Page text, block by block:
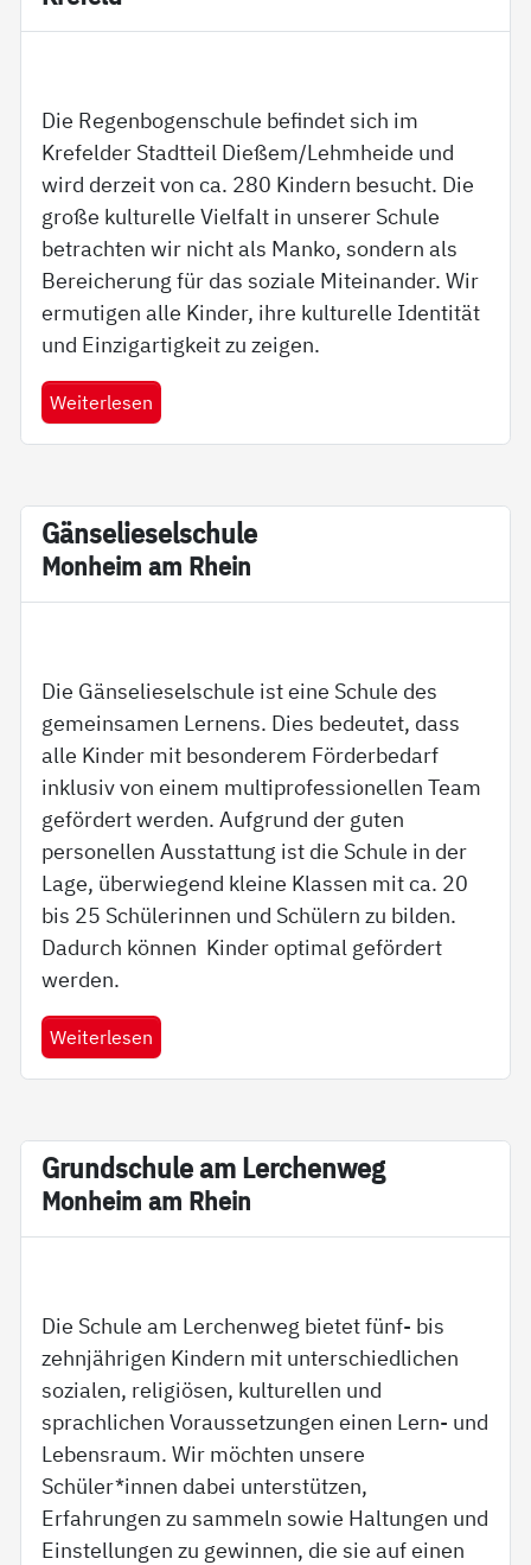
Die Regenbogenschule befindet sich im
Krefelder Stadtteil Dießem/Lehmheide und
wird derzeit von ca. 280 Kindern besucht. Die
große kulturelle Vielfalt in unserer Schule
betrachten wir nicht als Manko, sondern als
Bereicherung für das soziale Miteinander. Wir
ermutigen alle Kinder, ihre kulturelle Identität
und Einzigartigkeit zu zeigen.
Weiterlesen
Gän­se­lie­sel­schu­le
Mon­heim am Rhein
Die Gänselieselschule ist eine Schule des
gemeinsamen Lernens. Dies bedeutet, dass
alle Kinder mit besonderem Förderbedarf
inklusiv von einem multiprofessionellen Team
gefördert werden. Aufgrund der guten
personellen Ausstattung ist die Schule in der
Lage, überwiegend kleine Klassen mit ca. 20
bis 25 Schülerinnen und Schülern zu bilden.
Dadurch können Kinder optimal gefördert
werden.
Weiterlesen
Grund­schu­le am Ler­chen­weg
Mon­heim am Rhein
Die Schule am Lerchenweg bietet fünf- bis
zehnjährigen Kindern mit unterschiedlichen
sozialen, religiösen, kulturellen und
sprachlichen Voraussetzungen einen Lern- und
Lebensraum. Wir möchten unsere
Schüler*innen dabei unterstützen,
Erfahrungen zu sammeln sowie Haltungen und
Einstellungen zu gewinnen, die sie auf einen